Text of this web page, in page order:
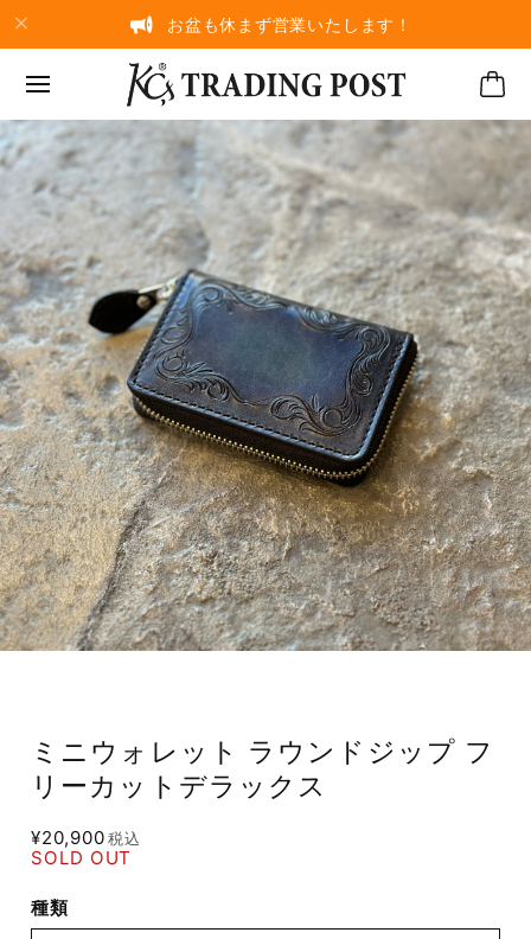
お盆も休まず営業いたします！
ミニウォレット ラウンドジップ フ
リーカットデラックス
¥20,900 税込
SOLD OUT
種類